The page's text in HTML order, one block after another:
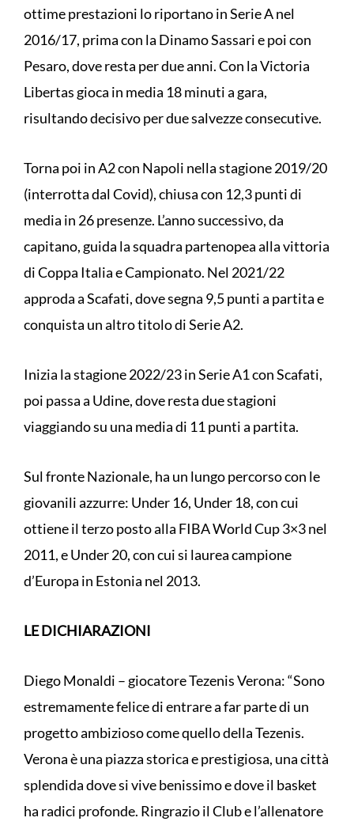
ottime prestazioni lo riportano in Serie A nel
2016/17, prima con la Dinamo Sassari e poi con
Pesaro, dove resta per due anni. Con la Victoria
Libertas gioca in media 18 minuti a gara,
risultando decisivo per due salvezze consecutive.
Torna poi in A2 con Napoli nella stagione 2019/20
(interrotta dal Covid), chiusa con 12,3 punti di
media in 26 presenze. L’anno successivo, da
capitano, guida la squadra partenopea alla vittoria
di Coppa Italia e Campionato. Nel 2021/22
approda a Scafati, dove segna 9,5 punti a partita e
conquista un altro titolo di Serie A2.
Inizia la stagione 2022/23 in Serie A1 con Scafati,
poi passa a Udine, dove resta due stagioni
viaggiando su una media di 11 punti a partita.
Sul fronte Nazionale, ha un lungo percorso con le
giovanili azzurre: Under 16, Under 18, con cui
ottiene il terzo posto alla FIBA World Cup 3×3 nel
2011, e Under 20, con cui si laurea campione
d’Europa in Estonia nel 2013.
LE DICHIARAZIONI
Diego Monaldi – giocatore Tezenis Verona: “Sono
estremamente felice di entrare a far parte di un
progetto ambizioso come quello della Tezenis.
Verona è una piazza storica e prestigiosa, una città
splendida dove si vive benissimo e dove il basket
ha radici profonde. Ringrazio il Club e l’allenatore